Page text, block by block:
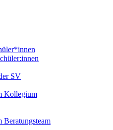
SV
Kollegium
Beratungsteam